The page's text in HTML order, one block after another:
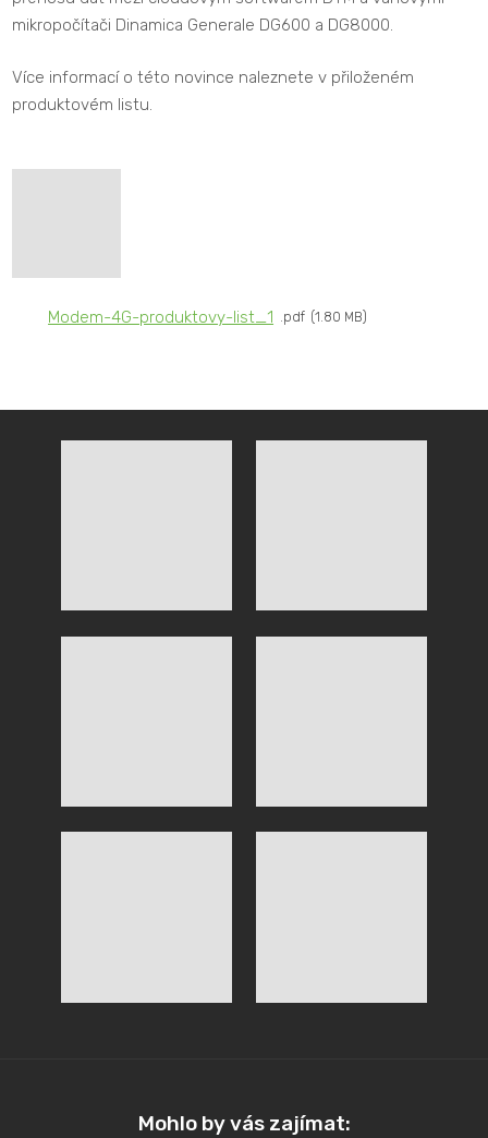
mikropočítači Dinamica Generale DG600 a DG8000.
Více informací o této novince naleznete v přiloženém
produktovém listu.
Modem-4G-produktovy-list_1 pdf 1.80 MB
Mohlo by vás zajímat: